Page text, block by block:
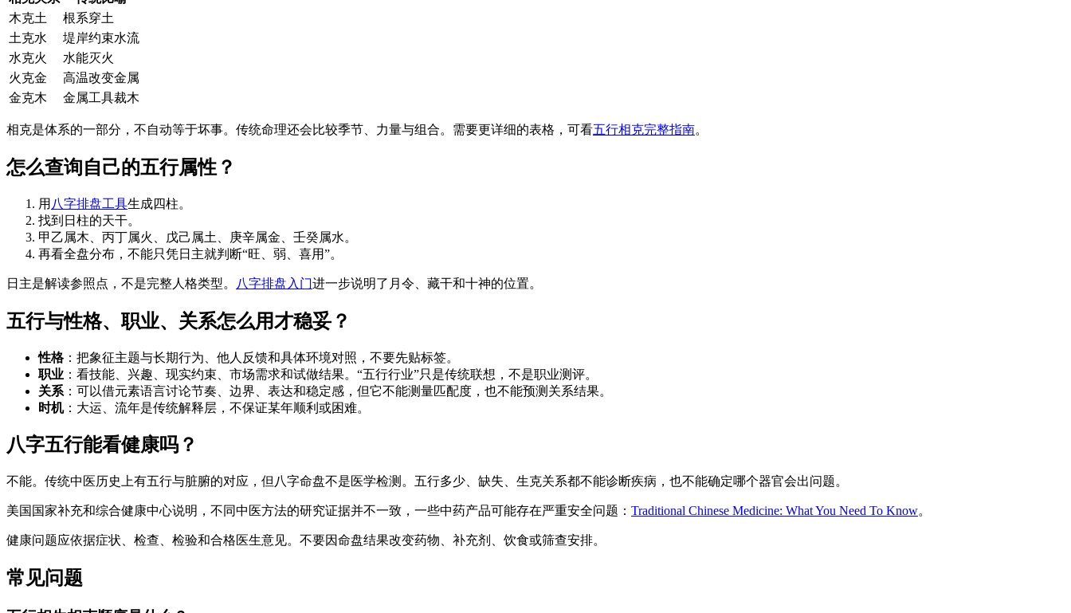
木克土
根系穿土
土克水
堤岸约束水流
水克火
水能灭火
火克金
高温改变金属
金克木
金属工具裁木
相克是体系的一部分，不自动等于坏事。传统命理还会比较季节、力量与组合。需要更详细的表格，可看五行相克完整指南。
怎么查询自己的五行属性？
用 八字排盘工具生成四柱。
找到日柱的天干。
甲乙属木、丙丁属火、戊己属土、庚辛属金、壬癸属水。
再看全盘分布，不能只凭日主就判断“旺、弱、喜用”。
日主是解读参照点，不是完整人格类型。 八字排盘入门进一步说明了月令、藏干和十神的位置。
五行与性格、职业、关系怎么用才稳妥？
性格：把象征主题与长期行为、他人反馈和具体环境对照，不要先贴标签。
职业 ：看技能、兴趣、现实约束、市场需求和试做结果。“五行行业”只是传统联想，不是职业测评。
关系 ：可以借元素语言讨论节奏、边界、表达和稳定感，但它不能测量匹配度，也不能预测关系结果。
时机：大运、流年是传统解释层，不保证某年顺利或困难。
八字五行能看健康吗？
不能。传统中医历史上有五行与脏腑的对应，但八字命盘不是医学检测。五行多少、缺失、生克关系都不能诊断疾病，也不能确定哪个器官会出问题。
美国国家补充和综合健康中心说明，不同中医方法的研究证据并不一致，一些中药产品可能存在严重安全问题： Traditional Chinese Medicine: What You Need To Know。
健康问题应依据症状、检查、检验和合格医生意见。不要因命盘结果改变药物、补充剂、饮食或筛查安排。
常见问题